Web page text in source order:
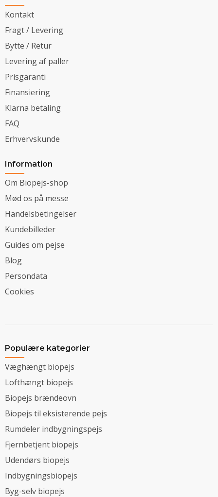
Kontakt
Fragt / Levering
Bytte / Retur
Levering af paller
Prisgaranti
Finansiering
Klarna betaling
FAQ
Erhvervskunde
Information
Om Biopejs-shop
Mød os på messe
Handelsbetingelser
Kundebilleder
Guides om pejse
Blog
Persondata
Cookies
Populære kategorier
Væghængt biopejs
Lofthængt biopejs
Biopejs brændeovn
Biopejs til eksisterende pejs
Rumdeler indbygningspejs
Fjernbetjent biopejs
Udendørs biopejs
Indbygningsbiopejs
Byg-selv biopejs